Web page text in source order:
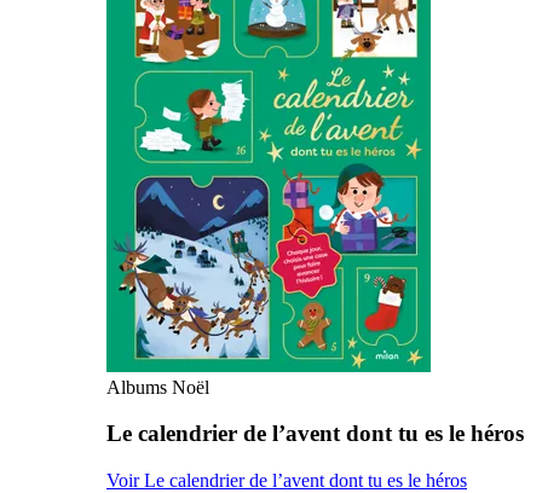
Albums Noël
Le calendrier de l’avent dont tu es le héros
Voir Le calendrier de l’avent dont tu es le héros